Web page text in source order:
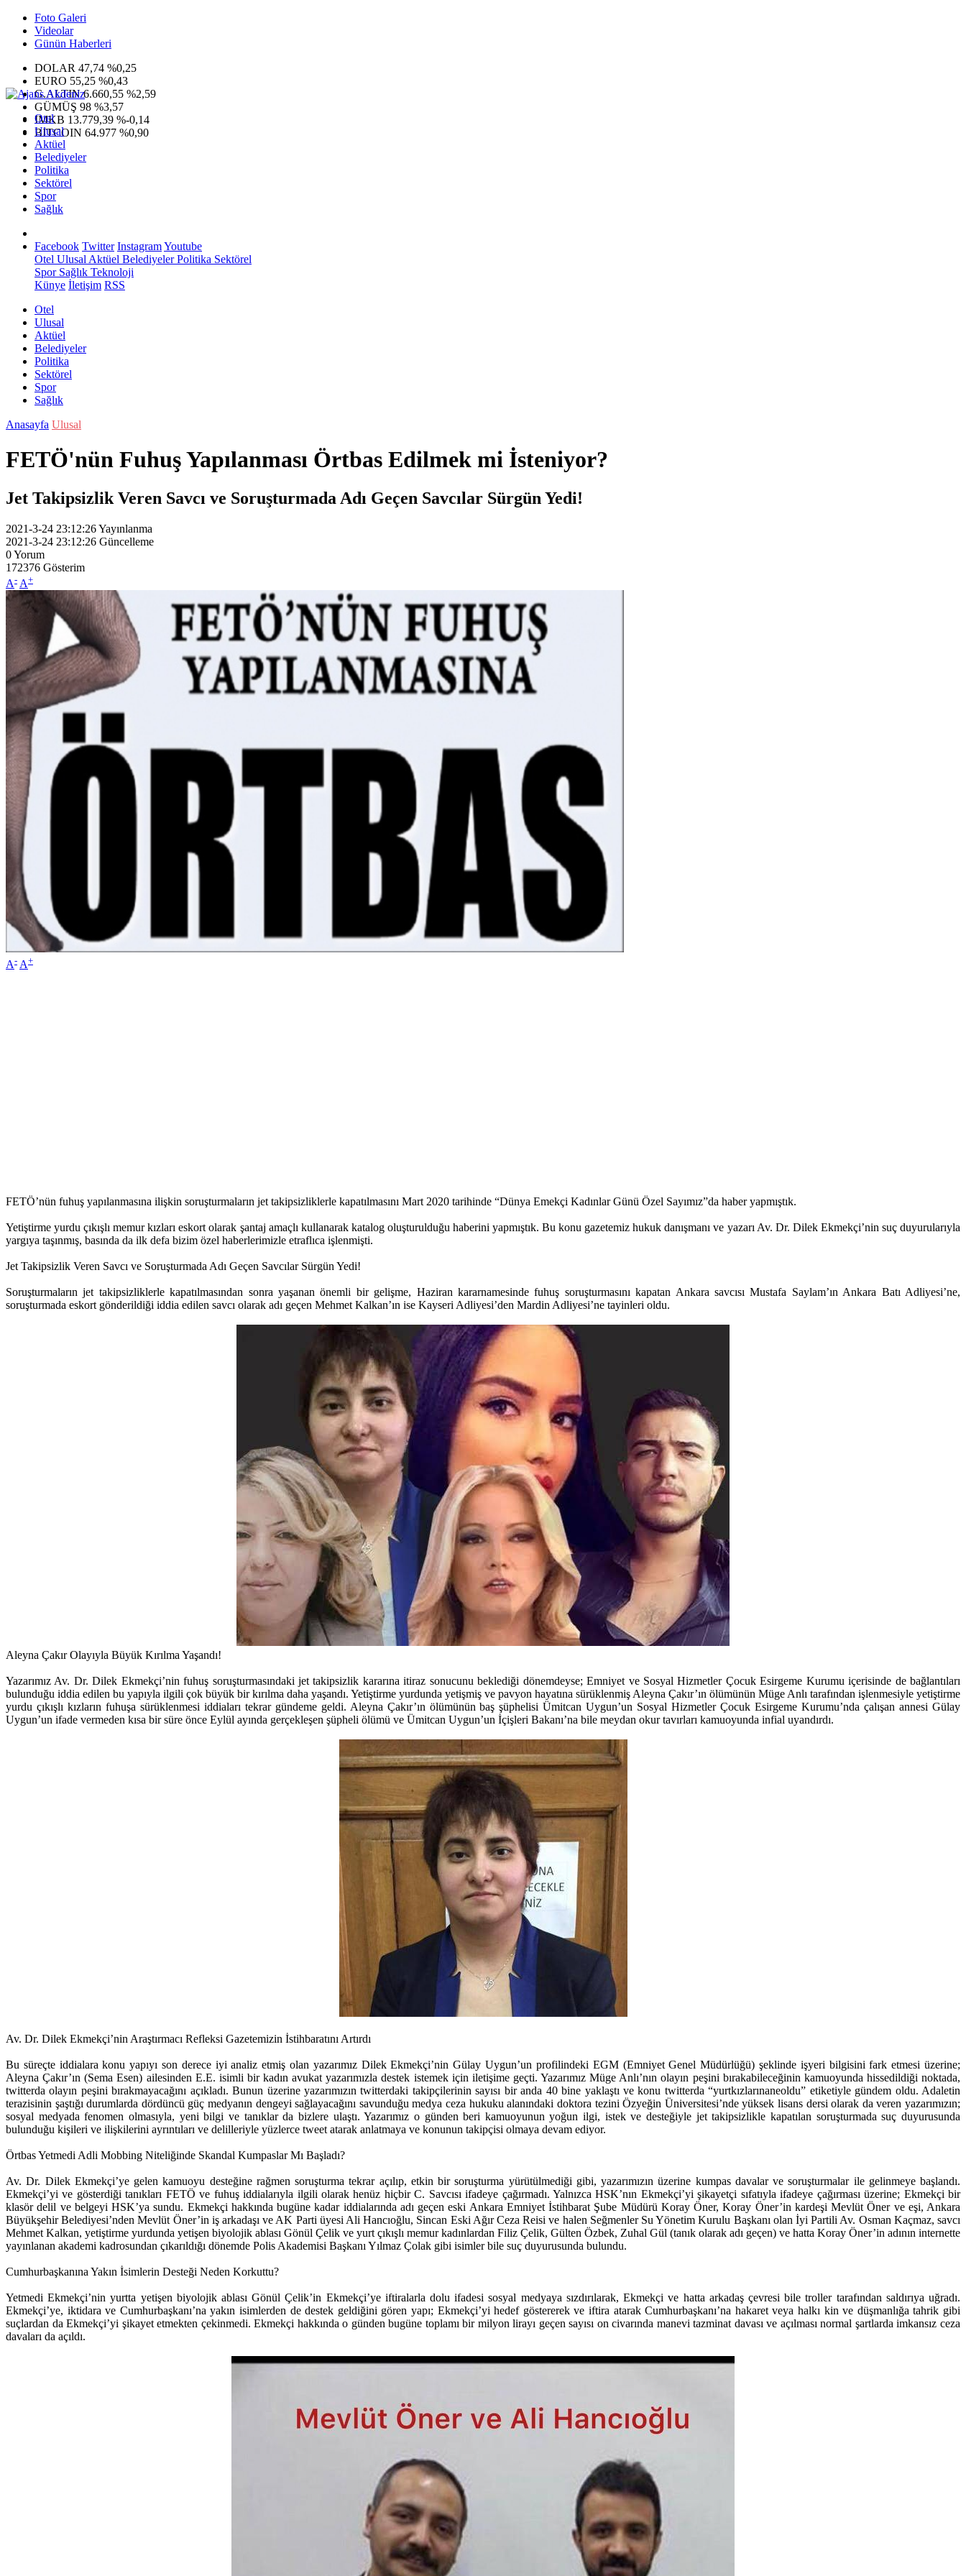
Foto Galeri
Videolar
Günün Haberleri
DOLAR 47,74 %0,25
EURO 55,25 %0,43
G.ALTIN6.660,55 %2,59
GÜMÜŞ 98 %3,57
IMKB 13.779,39 %-0,14
BITCOIN 64.977 %0,90
Otel
Ulusal
Aktüel
Belediyeler
Politika
Sektörel
Spor
Sağlık
Facebook Twitter InstagramYoutube
Otel Ulusal Aktüel BelediyelerPolitika Sektörel
SporSağlık Teknoloji
Künye İletişim RSS
Otel
Ulusal
Aktüel
Belediyeler
Politika
Sektörel
Spor
Sağlık
Anasayfa Ulusal
FETÖ'nün Fuhuş Yapılanması Örtbas Edilmek mi İsteniyor?
Jet Takipsizlik Veren Savcı ve Soruşturmada Adı Geçen Savcılar Sürgün Yedi!
2021-3-24 23:12:26Yayınlanma
2021-3-24 23:12:26 Güncelleme
0Yorum
172376 Gösterim
A- A+
A- A+
FETÖ’nün fuhuş yapılanmasına ilişkin soruşturmaların jet takipsizliklerle kapatılmasını Mart 2020 tarihinde “Dünya Emekçi Kadınlar Günü Özel Sayımız”da haber yapmıştık.
Yetiştirme yurdu çıkışlı memur kızları eskort olarak şantaj amaçlı kullanarak katalog oluşturulduğu haberini yapmıştık. Bu konu gazetemiz hukuk danışmanı ve yazarı Av. Dr. Dilek Ekmekçi’nin suç duyurularıyla
yargıya taşınmış, basında da ilk defa bizim özel haberlerimizle etraflıca işlenmişti.
Jet Takipsizlik Veren Savcı ve Soruşturmada Adı Geçen Savcılar Sürgün Yedi!
Soruşturmaların jet takipsizliklerle kapatılmasından sonra yaşanan önemli bir gelişme, Haziran kararnamesinde fuhuş soruşturmasını kapatan Ankara savcısı Mustafa Saylam’ın Ankara Batı Adliyesi’ne,
soruşturmada eskort gönderildiği iddia edilen savcı olarak adı geçen Mehmet Kalkan’ın ise Kayseri Adliyesi’den Mardin Adliyesi’ne tayinleri oldu.
Aleyna Çakır Olayıyla Büyük Kırılma Yaşandı!
Yazarımız Av. Dr. Dilek Ekmekçi’nin fuhuş soruşturmasındaki jet takipsizlik kararına itiraz sonucunu beklediği dönemdeyse; Emniyet ve Sosyal Hizmetler Çocuk Esirgeme Kurumu içerisinde de bağlantıları
bulunduğu iddia edilen bu yapıyla ilgili çok büyük bir kırılma daha yaşandı. Yetiştirme yurdunda yetişmiş ve pavyon hayatına sürüklenmiş Aleyna Çakır’ın ölümünün Müge Anlı tarafından işlenmesiyle yetiştirme
yurdu çıkışlı kızların fuhuşa sürüklenmesi iddiaları tekrar gündeme geldi. Aleyna Çakır’ın ölümünün baş şüphelisi Ümitcan Uygun’un Sosyal Hizmetler Çocuk Esirgeme Kurumu’nda çalışan annesi Gülay
Uygun’un ifade vermeden kısa bir süre önce Eylül ayında gerçekleşen şüpheli ölümü ve Ümitcan Uygun’un İçişleri Bakanı’na bile meydan okur tavırları kamuoyunda infial uyandırdı.
Av. Dr. Dilek Ekmekçi’nin Araştırmacı Refleksi Gazetemizin İstihbaratını Artırdı
Bu süreçte iddialara konu yapıyı son derece iyi analiz etmiş olan yazarımız Dilek Ekmekçi’nin Gülay Uygun’un profilindeki EGM (Emniyet Genel Müdürlüğü) şeklinde işyeri bilgisini fark etmesi üzerine;
Aleyna Çakır’ın (Sema Esen) ailesinden E.E. isimli bir kadın avukat yazarımızla destek istemek için iletişime geçti. Yazarımız Müge Anlı’nın olayın peşini bırakabileceğinin kamuoyunda hissedildiği noktada,
twitterda olayın peşini bırakmayacağını açıkladı. Bunun üzerine yazarımızın twitterdaki takipçilerinin sayısı bir anda 40 bine yaklaştı ve konu twitterda “yurtkızlarınaneoldu” etiketiyle gündem oldu. Adaletin
terazisinin şaştığı durumlarda dördüncü güç medyanın dengeyi sağlayacağını savunduğu medya ceza hukuku alanındaki doktora tezini Özyeğin Üniversitesi’nde yüksek lisans dersi olarak da veren yazarımızın;
sosyal medyada fenomen olmasıyla, yeni bilgi ve tanıklar da bizlere ulaştı. Yazarımız o günden beri kamuoyunun yoğun ilgi, istek ve desteğiyle jet takipsizlikle kapatılan soruşturmada suç duyurusunda
bulunduğu kişileri ve ilişkilerini ayrıntıları ve delilleriyle yüzlerce tweet atarak anlatmaya ve konunun takipçisi olmaya devam ediyor.
Örtbas Yetmedi Adli Mobbing Niteliğinde Skandal Kumpaslar Mı Başladı?
Av. Dr. Dilek Ekmekçi’ye gelen kamuoyu desteğine rağmen soruşturma tekrar açılıp, etkin bir soruşturma yürütülmediği gibi, yazarımızın üzerine kumpas davalar ve soruşturmalar ile gelinmeye başlandı.
Ekmekçi’yi ve gösterdiği tanıkları FETÖ ve fuhuş iddialarıyla ilgili olarak henüz hiçbir C. Savcısı ifadeye çağırmadı. Yalnızca HSK’nın Ekmekçi’yi şikayetçi sıfatıyla ifadeye çağırması üzerine; Ekmekçi bir
klasör delil ve belgeyi HSK’ya sundu. Ekmekçi hakkında bugüne kadar iddialarında adı geçen eski Ankara Emniyet İstihbarat Şube Müdürü Koray Öner, Koray Öner’in kardeşi Mevlüt Öner ve eşi, Ankara
Büyükşehir Belediyesi’nden Mevlüt Öner’in iş arkadaşı ve AK Parti üyesi Ali Hancıoğlu, Sincan Eski Ağır Ceza Reisi ve halen Seğmenler Su Yönetim Kurulu Başkanı olan İyi Partili Av. Osman Kaçmaz, savcı
Mehmet Kalkan, yetiştirme yurdunda yetişen biyolojik ablası Gönül Çelik ve yurt çıkışlı memur kadınlardan Filiz Çelik, Gülten Özbek, Zuhal Gül (tanık olarak adı geçen) ve hatta Koray Öner’in adının internette
yayınlanan akademi kadrosundan çıkarıldığı dönemde Polis Akademisi Başkanı Yılmaz Çolak gibi isimler bile suç duyurusunda bulundu.
Cumhurbaşkanına Yakın İsimlerin Desteği Neden Korkuttu?
Yetmedi Ekmekçi’nin yurtta yetişen biyolojik ablası Gönül Çelik’in Ekmekçi’ye iftiralarla dolu ifadesi sosyal medyaya sızdırılarak, Ekmekçi ve hatta arkadaş çevresi bile troller tarafından saldırıya uğradı.
Ekmekçi’ye, iktidara ve Cumhurbaşkanı’na yakın isimlerden de destek geldiğini gören yapı; Ekmekçi’yi hedef göstererek ve iftira atarak Cumhurbaşkanı’na hakaret veya halkı kin ve düşmanlığa tahrik gibi
suçlardan da Ekmekçi’yi şikayet etmekten çekinmedi. Ekmekçi hakkında o günden bugüne toplamı bir milyon lirayı geçen sayısı on civarında manevi tazminat davası ve açılması normal şartlarda imkansız ceza
davaları da açıldı.